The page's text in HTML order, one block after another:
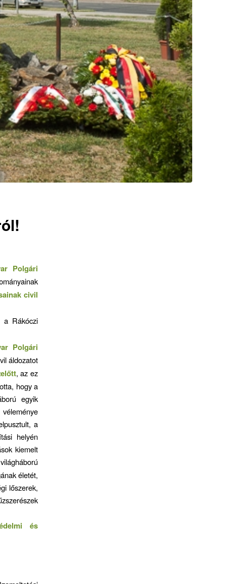
Polgári
civil
a Rákóczi
Polgári
áldozatot
, az ez
hogy a
egyik
a
helyén
kiemelt
életét,
lőszerek,
és